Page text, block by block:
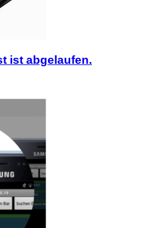
ist abgelaufen.